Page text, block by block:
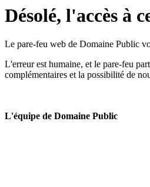
Désolé, l'accès à
Le pare-feu web de Domaine Public
L'erreur est humaine, et le pare-feu
complémentaires et la possibilité de
L'équipe de Domaine Public